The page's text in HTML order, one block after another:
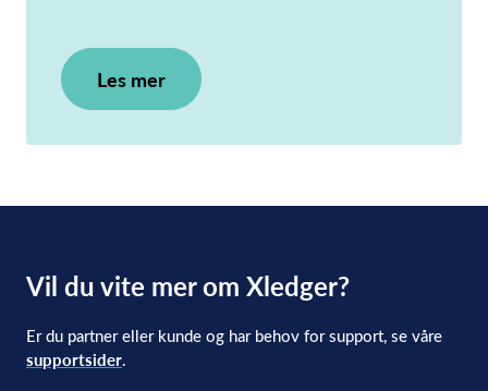
Les mer
Vil du vite mer om Xledger?
Er du partner eller kunde og har behov for support, se våre
supportsider.